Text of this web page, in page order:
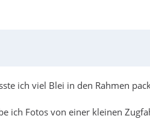
ich viel Blei in den Rahmen
ich Fotos von einer kleinen